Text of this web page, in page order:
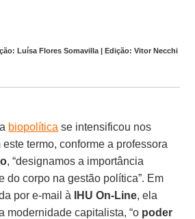
Luísa Flores Somavilla | Edição: Vitor Necchi
biopolítica se intensificou nos
termo, conforme a professora
, “designamos a importância
do corpo na gestão política”. Em
por e-mail à
IHU On-Line, ela
modernidade capitalista, “o poder